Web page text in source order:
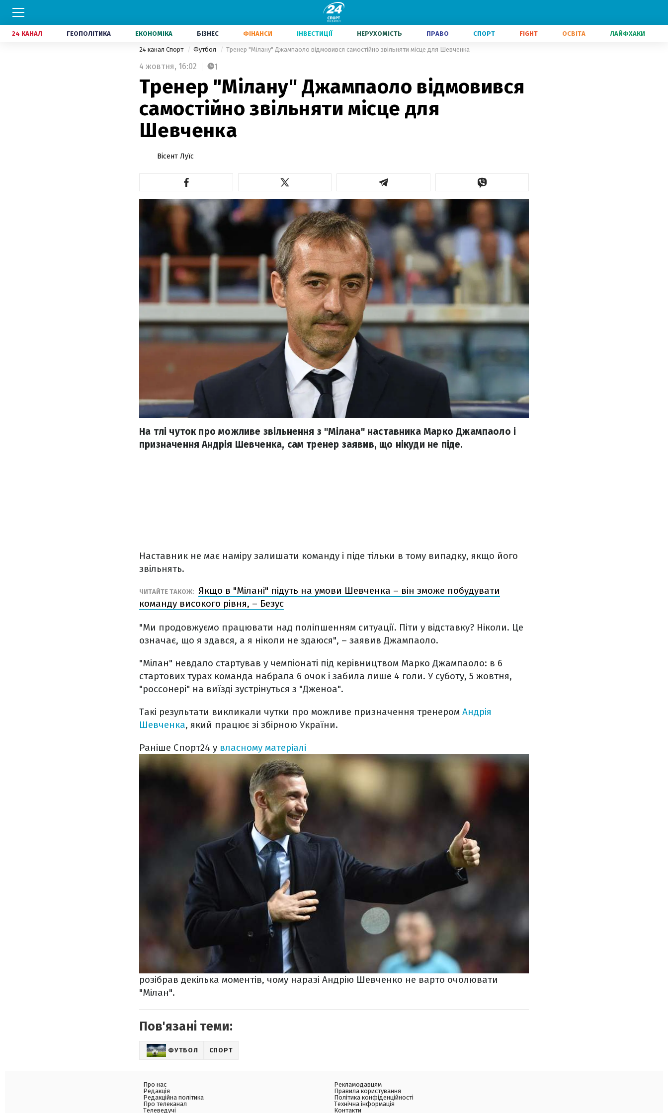
24 КАНАЛ ГЕОПОЛІТИКА ЕКОНОМІКА БІЗНЕС ФІНАНСИ ІНВЕСТИЦІЇ НЕРУХОМІСТЬ ПРАВО СПОРТ FIGHT ОСВІТА ЛАЙФХАКИ
24 канал Спорт Футбол Тренер "Мілану" Джампаоло відмовився самостійно звільняти місце для Шевченка
4 жовтня, 16:02 1
Тренер "Мілану" Джампаоло відмовився
самостійно звільняти місце для
Шевченка
Вісент Луїс
На тлі чуток про можливе звільнення з "Мілана" наставника Марко Джампаоло і
призначення Андрія Шевченка, сам тренер заявив, що нікуди не піде.
Наставник не має наміру залишати команду і піде тільки в тому випадку, якщо його
звільнять.
ЧИТАЙТЕ ТАКОЖ: Якщо в "Мілані" підуть на умови Шевченка – він зможе побудувати
команду високого рівня, – Безус
"Ми продовжуємо працювати над поліпшенням ситуації. Піти у відставку? Ніколи. Це
означає, що я здався, а я ніколи не здаюся", – заявив Джампаоло.
"Мілан" невдало стартував у чемпіонаті під керівництвом Марко Джампаоло: в 6
стартових турах команда набрала 6 очок і забила лише 4 голи. У суботу, 5 жовтня,
"россонері" на виїзді зустрінуться з "Дженоа".
Такі результати викликали чутки про можливе призначення тренером Андрія
Шевченка, який працює зі збірною України.
Раніше Спорт24 у власному матеріалі
розібрав декілька моментів, чому наразі Андрію Шевченко не варто очолювати
"Мілан".
Пов'язані теми:
ФУТБОЛ СПОРТ
Про нас
Редакція
Редакційна політика
Про телеканал
Телеведучі
Рекламодавцям
Правила користування
Політика конфіденційності
Технічна інформація
Контакти